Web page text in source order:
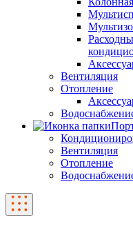
Вентиляция
Отопление
Вентиляция
Отопление